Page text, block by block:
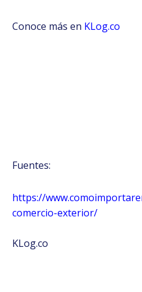
Conoce más en KLog.co
Fuentes:
https://
comercio-exterior/
KLog.co